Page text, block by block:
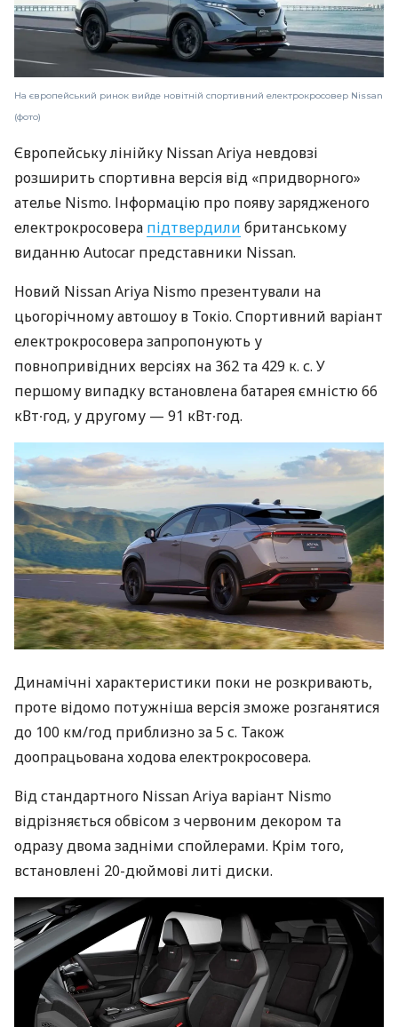
На європейський ринок вийде новітній спортивний електрокросовер Nissan
(фото)
Європейську лінійку Nissan Ariya невдовзі
розширить спортивна версія від «придворного»
ателье Nismo. Інформацію про появу зарядженого
електрокросовера підтвердили британському
виданню Autocar представники Nissan.
Новий Nissan Ariya Nismo презентували на
цьогорічному автошоу в Токіо. Спортивний варіант
електрокросовера запропонують у
повнопривідних версіях на 362 та 429 к. с. У
першому випадку встановлена батарея ємністю 66
кВт∙год, у другому — 91 кВт∙год.
Динамічні характеристики поки не розкривають,
проте відомо потужніша версія зможе розганятися
до 100 км/год приблизно за 5 с. Також
доопрацьована ходова електрокросовера.
Від стандартного Nissan Ariya варіант Nismo
відрізняється обвісом з червоним декором та
одразу двома задніми спойлерами. Крім того,
встановлені 20-дюймові литі диски.